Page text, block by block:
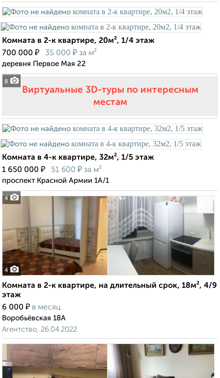
8
Комната в 2-к квартире, 20м², 1/4 этаж
700 000 ₽ 35 000 ₽ за м²
деревня Первое Мая 22
Виртуальные 3D-туры по интересным
местам
4
Комната в 4-к квартире, 32м², 1/5 этаж
1 650 000 ₽ 51 600 ₽ за м²
проспект Красной Армии 1А/1
4
Комната в 2-к квартире, на длительный срок, 18м², 4/9
этаж
6 000 ₽ в месяц
Воробьёвская 18А
Агентство, 26.04.2022